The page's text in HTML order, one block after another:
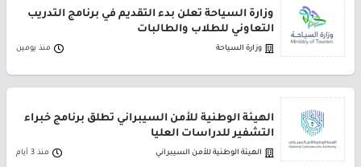
وزارة السياحة تعلن بدء التقديم في برنامج التدريب
التعاوني للطلاب والطالبات
وزارة السياحة منذ يومين
الهيئة الوطنية للأمن السيبراني تطلق برنامج خبراء
التشفير للدراسات العليا
الهيئة الوطنية للأمن السيبراني منذ 3 أيام